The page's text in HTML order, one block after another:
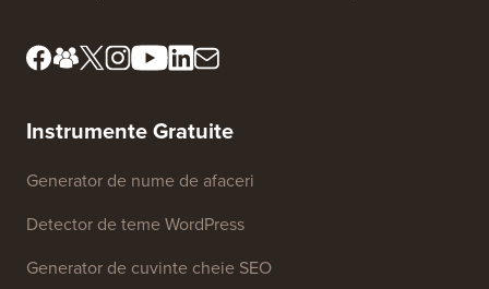
Instrumente Gratuite
Generator de nume de afaceri
Detector de teme WordPress
Generator de cuvinte cheie SEO